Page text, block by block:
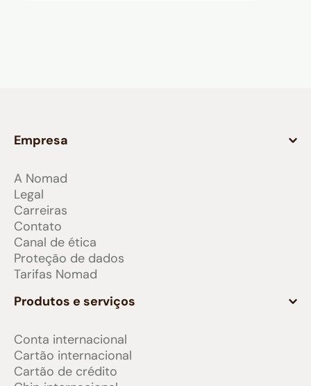
Empresa
A Nomad
Legal
Carreiras
Contato
Canal de ética
Proteção de dados
Tarifas Nomad
Produtos e serviços
Conta internacional
Cartão internacional
Cartão de crédito